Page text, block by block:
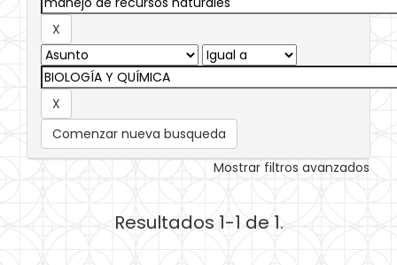
Comenzar nueva busqueda
Mostrar filtros avanzados
Resultados 1-1 de 1.